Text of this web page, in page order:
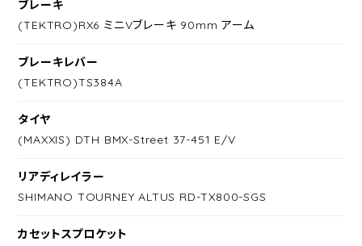
ブレーキ
(TEKTRO)RX6 ミニVブレーキ 90mm アーム
ブレーキレバー
(TEKTRO)TS384A
タイヤ
(MAXXIS) DTH BMX-Street 37-451 E/V
リアディレイラー
SHIMANO TOURNEY ALTUS RD-TX800-SGS
カセットスプロケット